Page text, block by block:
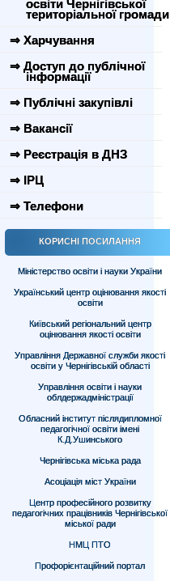
освіти Чернігівської
територіальної громади
⇒ Харчування
⇒ Доступ до публічної
інформації
⇒ Публічні закупівлі
⇒ Вакансії
⇒ Реєстрація в ДНЗ
⇒ ІРЦ
⇒ Телефони
КОРИСНІ ПОСИЛАННЯ
Міністерство освіти і науки України
Український центр оцінювання якості
освіти
Київський регіональний центр
оцінювання якості освіти
Управління Державної служби якості
освіти у Чернігівській області
Управління освіти і науки
облдержадміністрації
Обласний інститут післядипломної
педагогічної освіти імені
К.Д.Ушинського
Чернігівська міська рада
Асоціація міст України
Центр професійного розвитку
педагогічних працівників Чернігівської
міської ради
НМЦ ПТО
Профорієнтаційний портал